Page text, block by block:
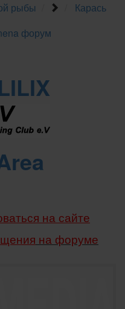
рыбы
Карась
форум
на сайте
на форуме